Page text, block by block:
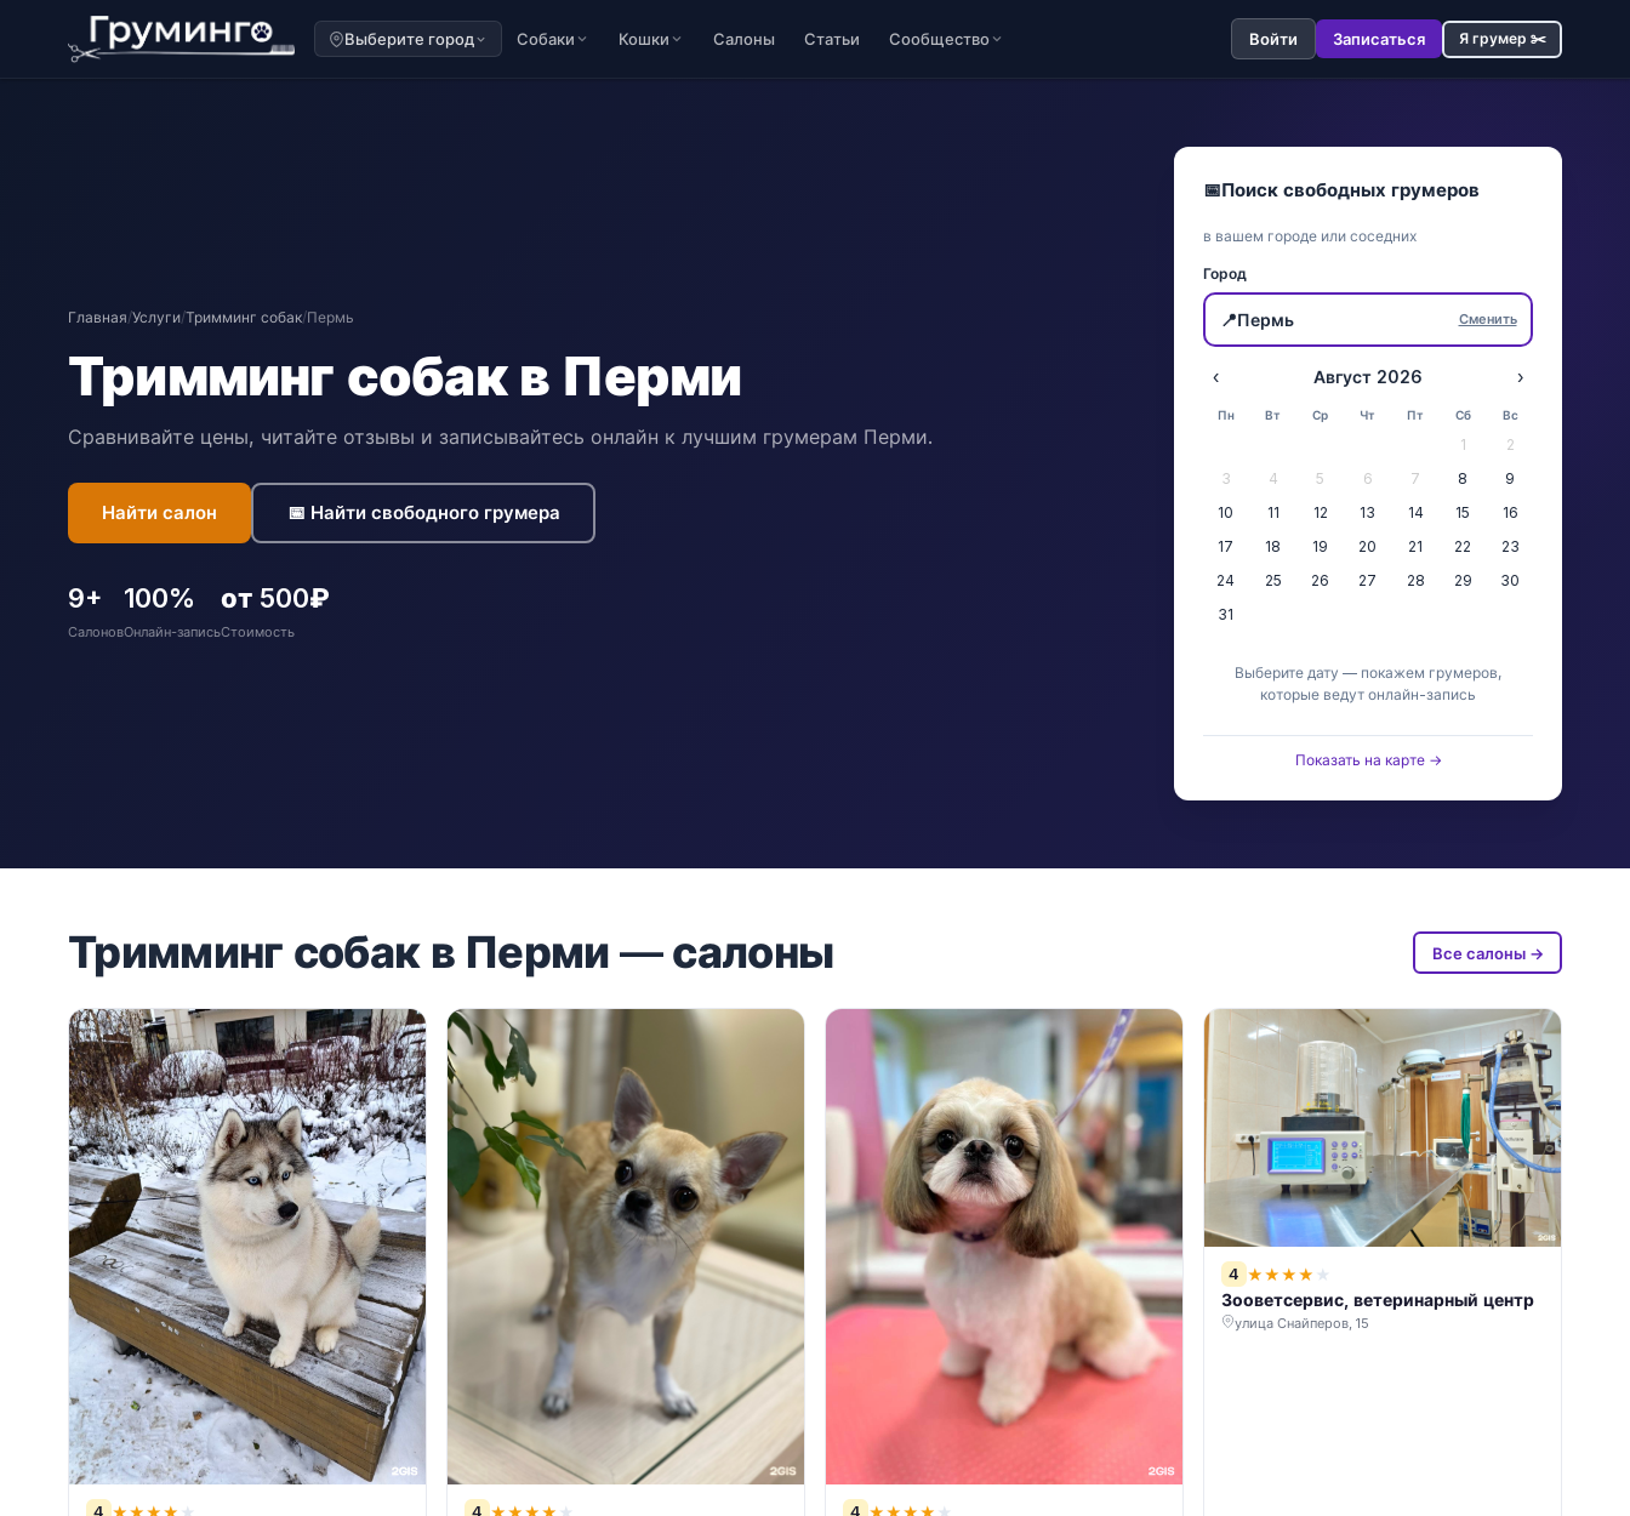
Выберите город Собаки Кошки Салоны Статьи Сообщество Войти Записаться Я грумер ✂️
Главная/Услуги/Тримминг собак/Пермь
Тримминг собак в Перми
Сравнивайте цены, читайте отзывы и записывайтесь онлайн к лучшим грумерам Перми.
Найти салон 📅 Найти свободного грумера
9+
Салонов
100%
Онлайн-запись
от 500₽
Стоимость
📅Поиск свободных грумеров
в вашем городе или соседних
Город
📍Пермь Сменить
‹ Август 2026 ›
Пн Вт Ср Чт Пт Сб Вс
1
2
3
4 5 6 7 8
9
10
11 12 13 14 15
16
17
18 19 20 21 22
23
24
25 26 27 28 29
30
31
Выберите дату — покажем грумеров,
которые ведут онлайн-запись
Показать на карте →
Тримминг собак в Перми — салоны Все салоны →
4 ★★★★ ★ 4 ★★★★ ★ 4 ★★★★ ★
4 ★★★★ ★
Зооветсервис, ветеринарный центр
улица Снайперов, 15